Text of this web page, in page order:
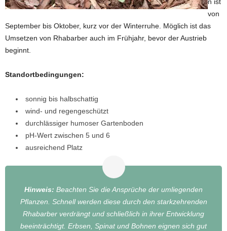
n ist
von
September bis Oktober, kurz vor der Winterruhe. Möglich ist das
Umsetzen von Rhabarber auch im Frühjahr, bevor der Austrieb
beginnt.
Standortbedingungen:
sonnig bis halbschattig
wind- und regengeschützt
durchlässiger humoser Gartenboden
pH-Wert zwischen 5 und 6
ausreichend Platz
Hinweis: Beachten Sie die Ansprüche der umliegenden
Pflanzen. Schnell werden diese durch den starkzehrenden
Rhabarber verdrängt und schließlich in ihrer Entwicklung
beeinträchtigt. Erbsen, Spinat und Bohnen eignen sich gut